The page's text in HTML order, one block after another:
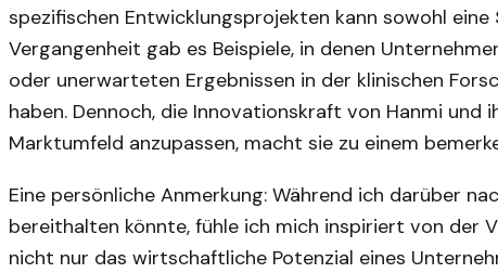
spezifischen Entwicklungsprojekten kann sowohl eine
Vergangenheit gab es Beispiele, in denen
oder unerwarteten Ergebnissen in der klinischen
haben. Dennoch, die Innovationskraft von Hanmi und
Marktumfeld anzupassen, macht sie zu einem
Eine persönliche Anmerkung: Während ich darüber
bereithalten könnte, fühle ich mich inspiriert von der
nicht nur das wirtschaftliche Potenzial eines